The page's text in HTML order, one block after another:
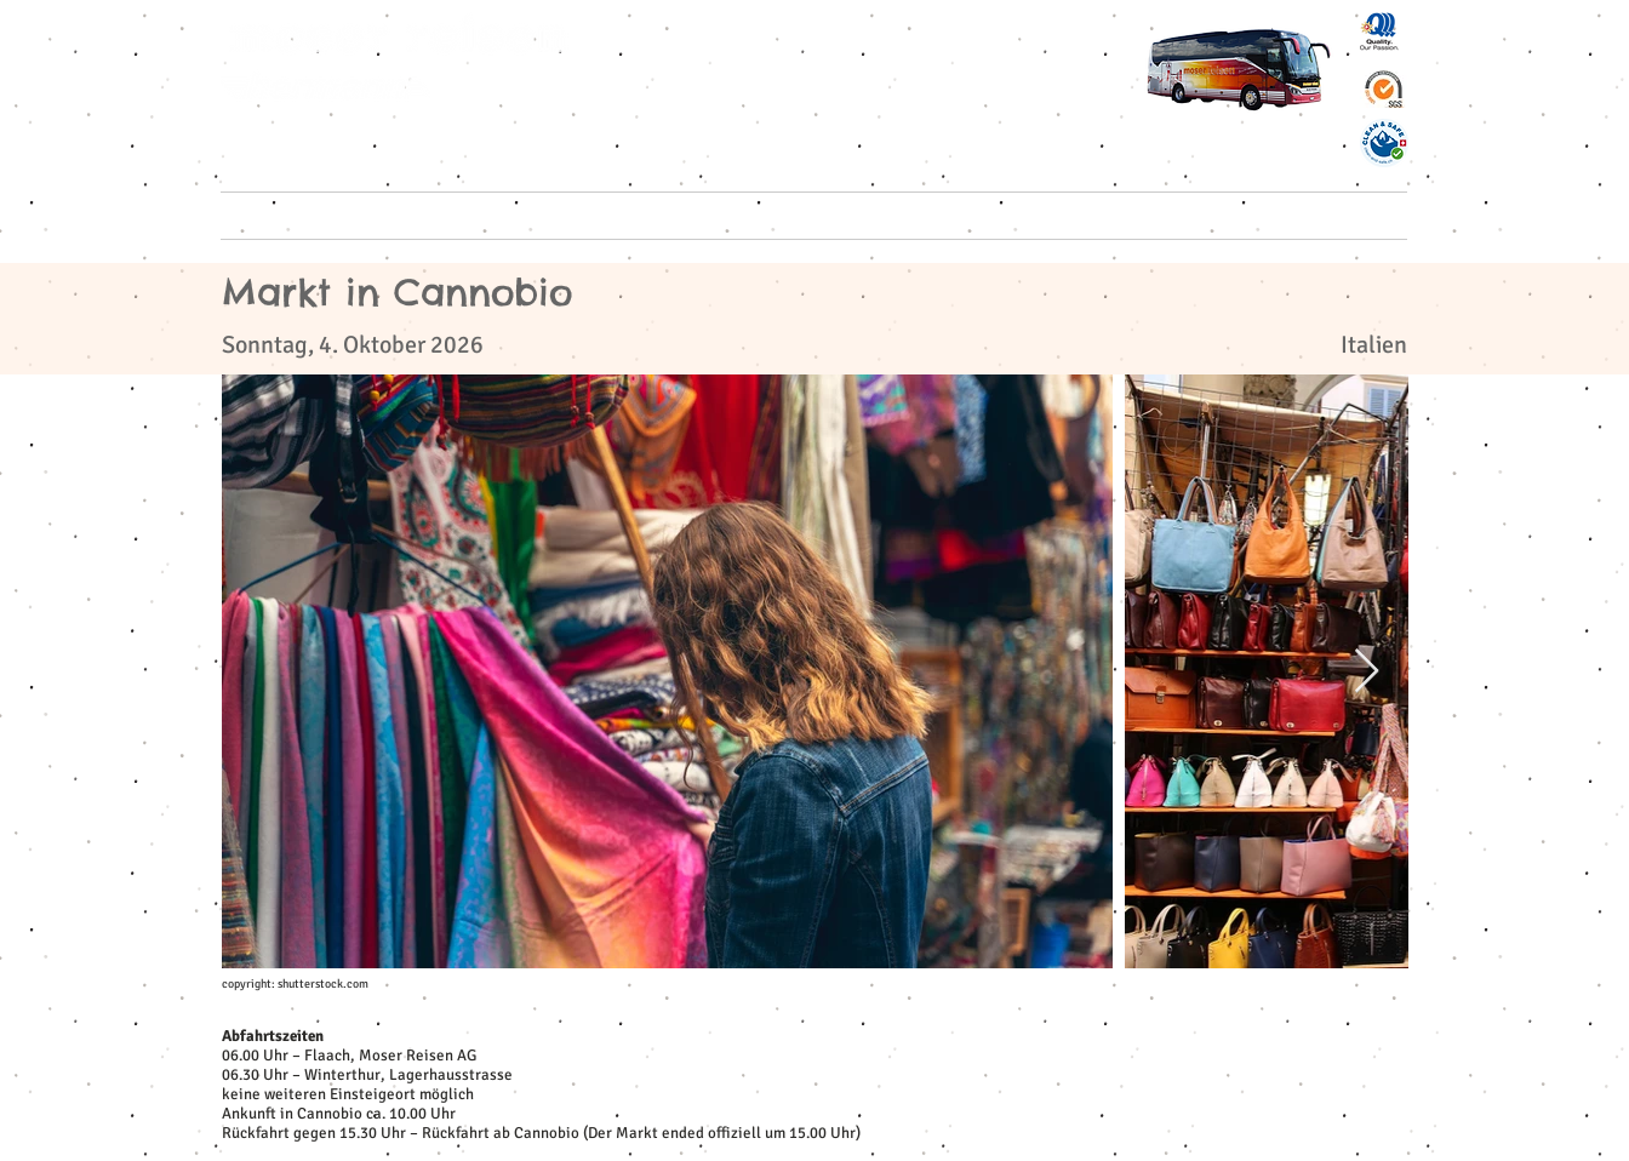
Home Reiseangebote Charter-Car
Markt in Cannobio
​
Sonntag, 4. Oktober 2026 Italien
copyright: shutterstock.com
Abfahrtszeiten
06.00 Uhr – Flaach, Moser Reisen AG
06.30 Uhr – Winterthur, Lagerhausstrasse
keine weiteren Einsteigeort möglich
Ankunft in Cannobio ca. 10.00 Uhr
Rückfahrt gegen 15.30 Uhr – Rückfahrt ab Cannobio (Der Markt ended offiziell um 15.00 Uhr)